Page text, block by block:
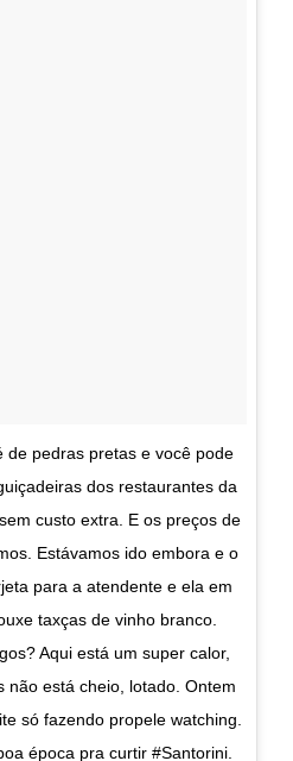
de pedras pretas e você pode
dos restaurantes da
custo extra. E os preços de
Estávamos ido embora e o
para a atendente e ela em
taxças de vinho branco.
Aqui está um super calor,
não está cheio, lotado. Ontem
só fazendo propele watching.
época pra curtir #Santorini.